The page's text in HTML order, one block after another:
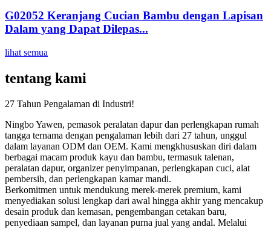
G02052 Keranjang Cucian Bambu dengan Lapisan
Dalam yang Dapat Dilepas...
lihat semua
tentang kami
27 Tahun Pengalaman di Industri!
Ningbo Yawen, pemasok peralatan dapur dan perlengkapan rumah
tangga ternama dengan pengalaman lebih dari 27 tahun, unggul
dalam layanan ODM dan OEM. Kami mengkhususkan diri dalam
berbagai macam produk kayu dan bambu, termasuk talenan,
peralatan dapur, organizer penyimpanan, perlengkapan cuci, alat
pembersih, dan perlengkapan kamar mandi.
Berkomitmen untuk mendukung merek-merek premium, kami
menyediakan solusi lengkap dari awal hingga akhir yang mencakup
desain produk dan kemasan, pengembangan cetakan baru,
penyediaan sampel, dan layanan purna jual yang andal. Melalui